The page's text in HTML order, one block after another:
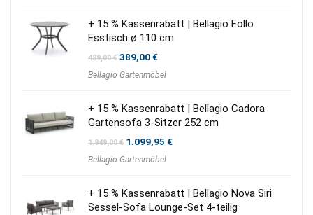
+ 15 % Kassenrabatt | Bellagio Follo
Esstisch ø 110 cm
489,00€ Ursprünglicher
war:
389,00€Aktueller
ist:
Bellagio Gartenmöbel
+ 15 % Kassenrabatt | Bellagio Cadora
Gartensofa 3-Sitzer 252 cm
1.949,00€ Ursprünglicher
war:
1.099,95 €Aktueller
Bellagio Gartenmöbel
+ 15 % Kassenrabatt | Bellagio Nova Siri
Sessel-Sofa Lounge-Set 4-teilig